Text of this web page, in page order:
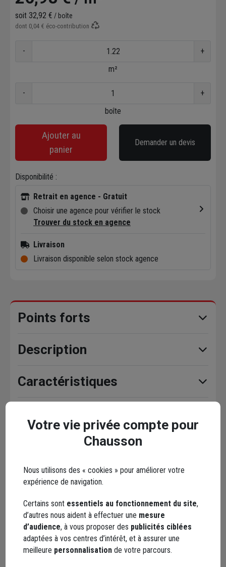
soit 32,92 € / boîte
dont 0,04 € éco-contribution
-
+
m²
-
+
boîte
Ajouter au
panier
Demander un devis
Disponibilité :
Retrait en agence - Gratuit
Choisir une agence pour vérifier le stock
Trouver du stock en agence
Livraison
Livraison disponible selon stock agence
Points forts
Description
Caractéristiques
En complément
Votre vie privée compte pour
Chausson
Nous utilisons des « cookies » pour améliorer votre
expérience de navigation.
Certains sont essentiels au fonctionnement du site,
d’autres nous aident à effectuer une mesure
d’audience, à vous proposer des publicités ciblées
adaptées à vos centres d’intérêt, et à assurer une
meilleure personnalisation de votre parcours.